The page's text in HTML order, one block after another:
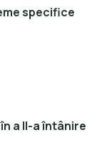
specifice
a II-a întânire